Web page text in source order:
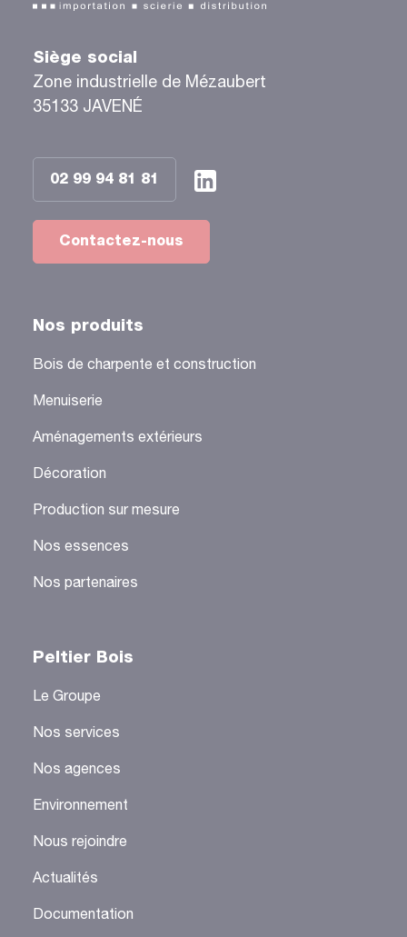
Siège social
Zone industrielle de Mézaubert
35133 JAVENÉ
02 99 94 81 81
Contactez-nous
Nos produits
Bois de charpente et construction
Menuiserie
Aménagements extérieurs
Décoration
Production sur mesure
Nos essences
Nos partenaires
Peltier Bois
Le Groupe
Nos services
Nos agences
Environnement
Nous rejoindre
Actualités
Documentation